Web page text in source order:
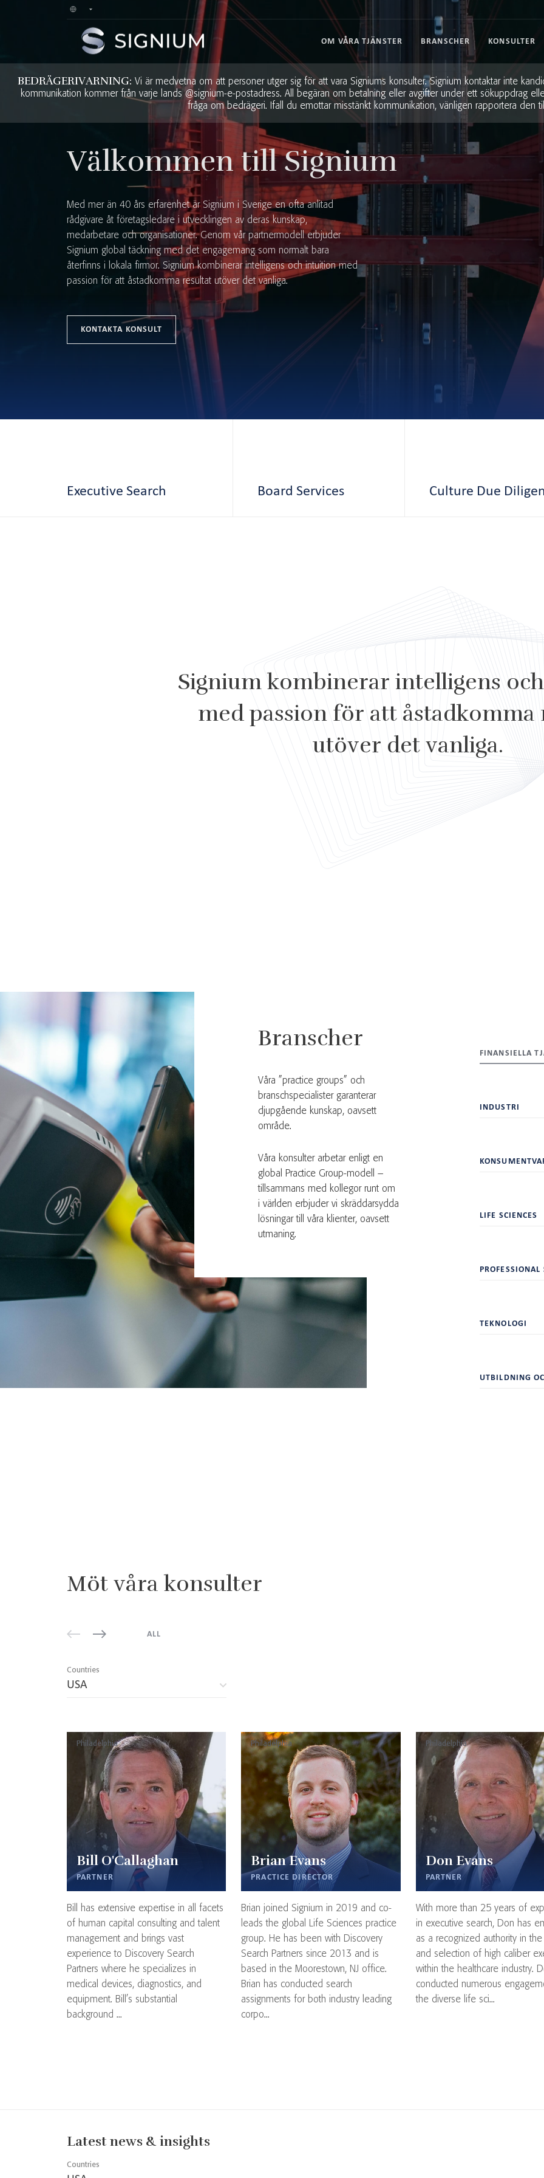
OM VÅRA TJÄNSTER BRANSCHER KONSULTER
BEDRÄGERIVARNING: Vi är medvetna om att personer utger sig för att vara Signiums konsulter. Signium kontaktar inte
kommunikation kommer från varje lands @signium-e-postadress. All begäran om betalning eller avgifter under ett sökuppdrag
fråga om bedrägeri. Ifall du emottar misstänkt kommunikation, vänligen rapportera den
Välkommen till Signium
Med mer än 40 års erfarenhet är Signium i Sverige en ofta anlitad
rådgivare åt företagsledare i utvecklingen av deras kunskap,
medarbetare och organisationer. Genom vår partnermodell erbjuder
Signium global täckning med det engagemang som normalt bara
återfinns i lokala firmor. Signium kombinerar intelligens och intuition med
passion för att åstadkomma resultat utöver det vanliga.
KONTAKTA KONSULT
Executive Search Board Services Culture Due
Signium kombinerar intelligens
med passion för att åstadkomma
utöver det vanliga.
Branscher
Våra ”practice groups” och
branschspecialister garanterar
djupgående kunskap, oavsett
område.
Våra konsulter arbetar enligt en
global Practice Group-modell –
tillsammans med kollegor runt om
i världen erbjuder vi skräddarsydda
lösningar till våra klienter, oavsett
utmaning.
FINANSIELLA
INDUSTRI
LIFE SCIENCES
PROFESSIONAL
TEKNOLOGI
UTBILDNING
Möt våra konsulter
ALL
Countries
USA
Philadelphia
Bill O'Callaghan
PARTNER
Bill has extensive expertise in all facets
of human capital consulting and talent
management and brings vast
experience to Discovery Search
Partners where he specializes in
medical devices, diagnostics, and
equipment. Bill’s substantial
background ...
Philadelphia
Brian Evans
PRACTICE DIRECTOR
Brian joined Signium in 2019 and co-
leads the global Life Sciences practice
group. He has been with Discovery
Search Partners since 2013 and is
based in the Moorestown, NJ office.
Brian has conducted search
assignments for both industry leading
corpo...
Philadelphia
Don Evans
PARTNER
With more than 25 years of
in executive search, Don has
as a recognized authority in the
and selection of high caliber
within the healthcare industry.
conducted numerous
the diverse life sci...
Latest news & insights
Countries